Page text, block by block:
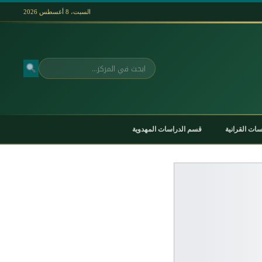
السبت، 8 أغسطس 2026
بحث
القرانية قسم الدراسات المهدوية